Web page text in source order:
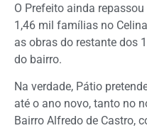
O Prefeito ainda
1,46 mil famílias no
as obras do restante dos
do bairro.
Na verdade, Pátio
até o ano novo, tanto no
Bairro Alfredo de Castro,